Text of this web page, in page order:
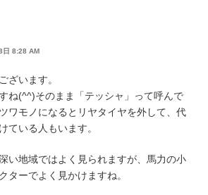
日 8:28 AM
ざいます。
ね(^^)そのまま「テッシャ」って呼んで
ワモノになるとリヤタイヤを外して、代
ている人もいます。
い地域ではよく見られますが、馬力の小
ターでよく見かけますね。